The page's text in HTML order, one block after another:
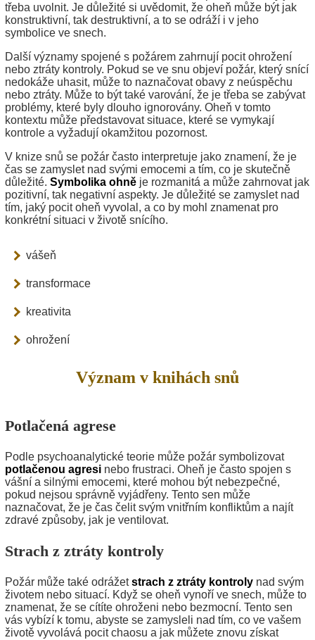
třeba uvolnit. Je důležité si uvědomit, že oheň může být jak
konstruktivní, tak destruktivní, a to se odráží i v jeho
symbolice ve snech.
Další významy spojené s požárem zahrnují pocit ohrožení
nebo ztráty kontroly. Pokud se ve snu objeví požár, který snící
nedokáže uhasit, může to naznačovat obavy z neúspěchu
nebo ztráty. Může to být také varování, že je třeba se zabývat
problémy, které byly dlouho ignorovány. Oheň v tomto
kontextu může představovat situace, které se vymykají
kontrole a vyžadují okamžitou pozornost.
V knize snů se požár často interpretuje jako znamení, že je
čas se zamyslet nad svými emocemi a tím, co je skutečně
důležité. Symbolika ohně je rozmanitá a může zahrnovat jak
pozitivní, tak negativní aspekty. Je důležité se zamyslet nad
tím, jaký pocit oheň vyvolal, a co by mohl znamenat pro
konkrétní situaci v životě snícího.
vášeň
transformace
kreativita
ohrožení
Význam v knihách snů
Potlačená agrese
Podle psychoanalytické teorie může požár symbolizovat
potlačenou agresi nebo frustraci. Oheň je často spojen s
vášní a silnými emocemi, které mohou být nebezpečné,
pokud nejsou správně vyjádřeny. Tento sen může
naznačovat, že je čas čelit svým vnitřním konfliktům a najít
zdravé způsoby, jak je ventilovat.
Strach z ztráty kontroly
Požár může také odrážetstrach z ztráty kontroly nad svým
životem nebo situací. Když se oheň vynoří ve snech, může to
znamenat, že se cítíte ohroženi nebo bezmocní. Tento sen
vás vybízí k tomu, abyste se zamysleli nad tím, co ve vašem
životě vyvolává pocit chaosu a jak můžete znovu získat